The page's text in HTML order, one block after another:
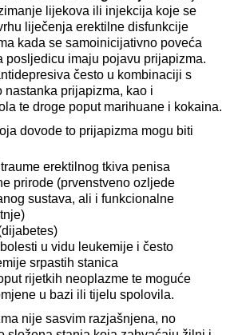
lijekova ili injekcija koje se
liječenja erektilne disfunkcije
kada se samoinicijativno poveća
posljedicu imaju pojavu prijapizma.
često u kombinaciji s
nastanka prijapizma, kao i
te droge poput marihuane i kokaina.
dovode to prijapizma mogu biti
erektilnog tkiva penisa
prirode (prvenstveno ozljede
sustava, ali i funkcionalne
u vidu leukemije i često
srpastih stanica
rijetkih neoplazme te moguće
u bazi ili tijelu spolovila.
nije sasvim razjašnjena, no